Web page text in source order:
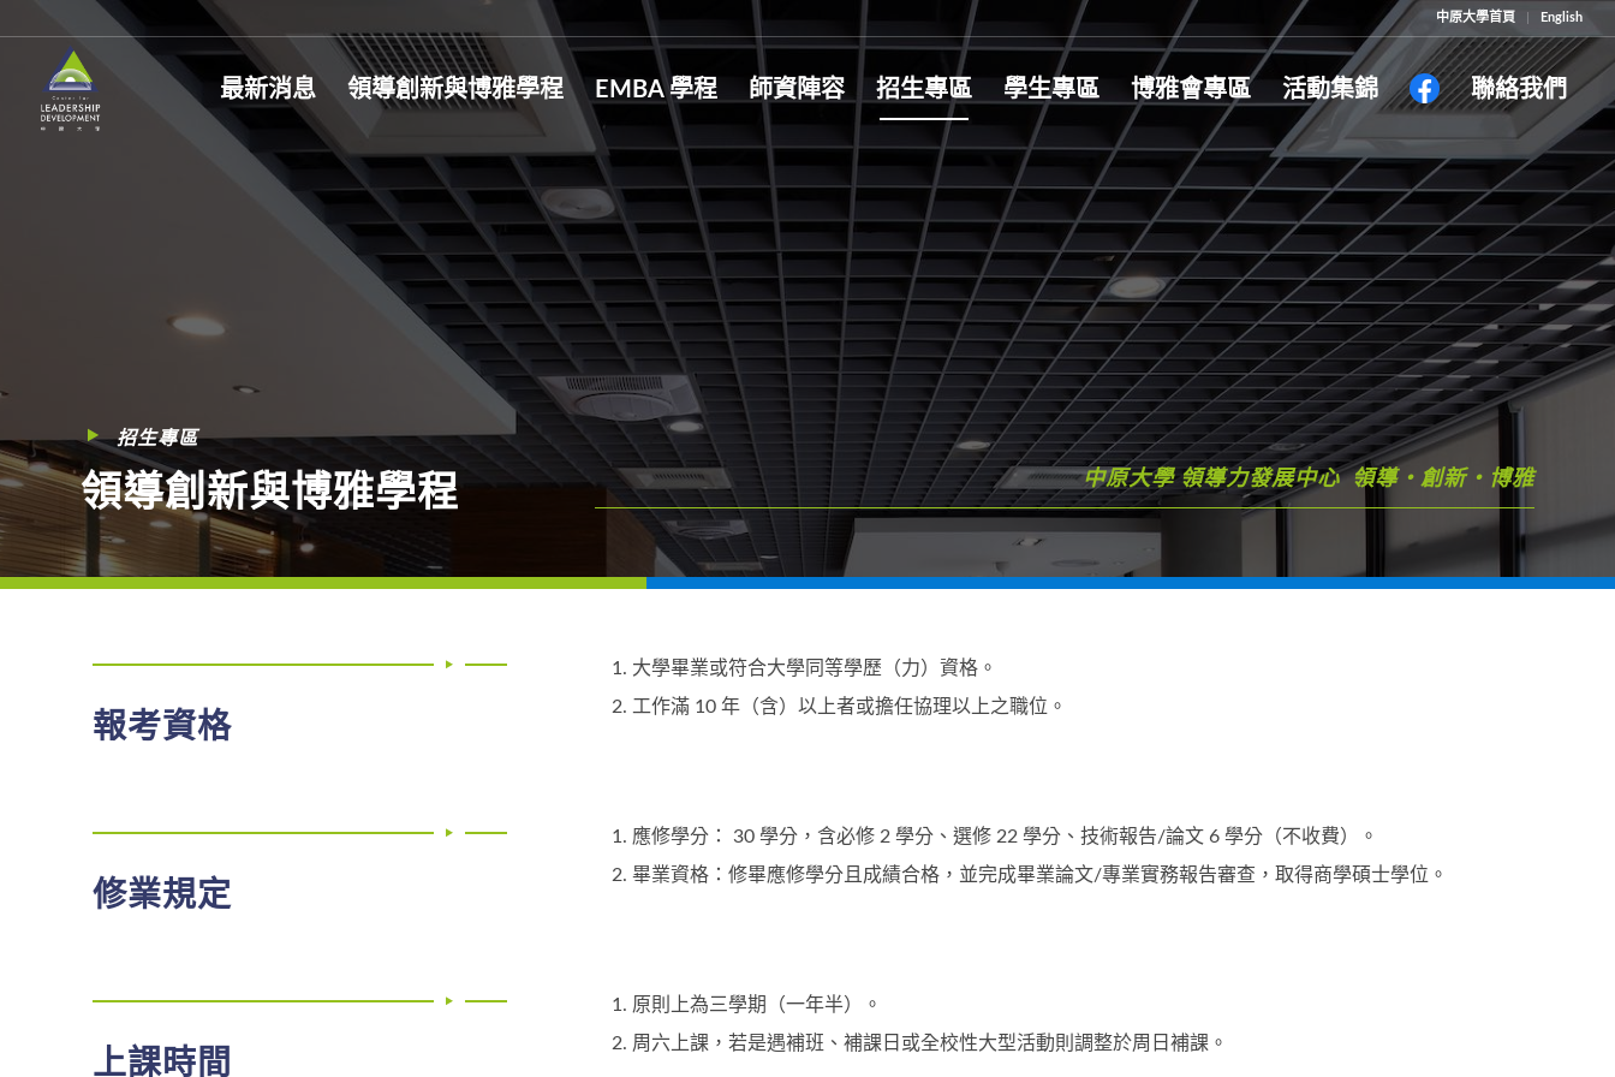
中原大學首頁 English
最新消息 領導創新與博雅學程 EMBA 學程 師資陣容 招生專區 學生專區 博雅會專區 活動集錦 聯絡我們
招生專區
領導創新與博雅學程 中原大學 領導力發展中心 領導・創新・博雅
報考資格
大學畢業或符合大學同等學歷（力）資格。
工作滿 10 年（含）以上者或擔任協理以上之職位。
修業規定
應修學分： 30 學分，含必修 2 學分、選修 22 學分、技術報告/論文 6 學分（不收費）。
畢業資格：修畢應修學分且成績合格，並完成畢業論文/專業實務報告審查，取得商學碩士學位。
上課時間
原則上為三學期（一年半）。
周六上課，若是遇補班、補課日或全校性大型活動則調整於周日補課。